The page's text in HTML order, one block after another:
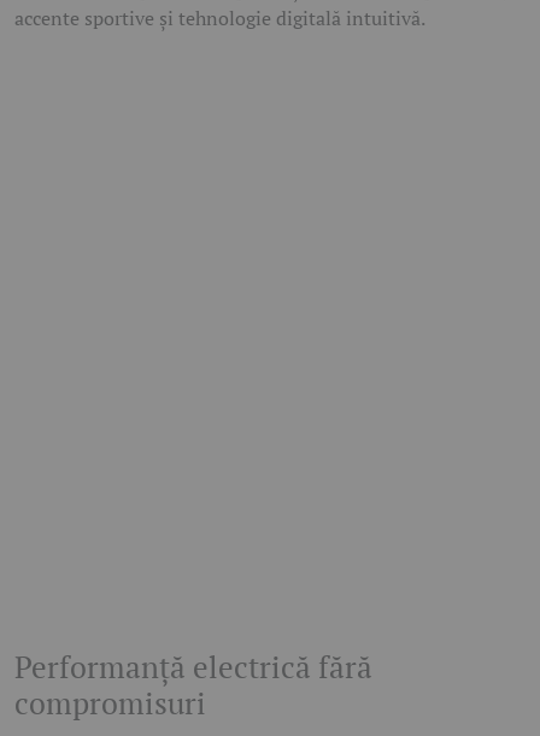
accente sportive și tehnologie digitală intuitivă.
Performanță electrică fără
compromisuri